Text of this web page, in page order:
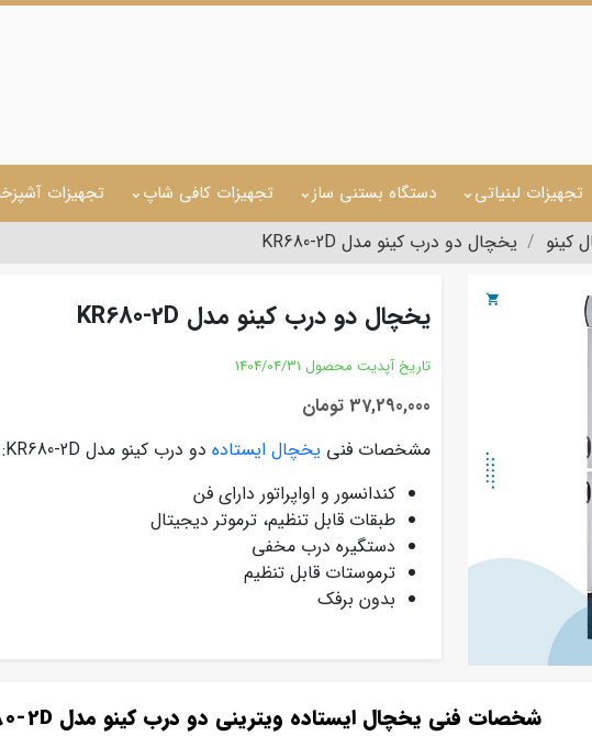
تجهیزات لبنیاتی دستگاه بستنی ساز تجهیزات کافی شاپ تجهیزات
کینو یخچال دو درب کینو مدل KR680-2D
یخچال دو درب کینو مدل KR680-2D
تاریخ آپدیت محصول 1404/04/31
37,290,000 تومان
مشخصات فنی یخچال ایستاده دو درب کینو مدل KR680-2D:
کندانسور و اواپراتور دارای فن
طبقات قابل تنظیم، ترموتر دیجیتال
دستگیره درب مخفی
ترموستات قابل تنظیم
بدون برفک
شخصات فنی یخچال ایستاده ویترینی دو درب کینو مدل KR680-2D